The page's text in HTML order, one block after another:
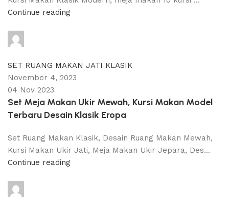
Continue reading
SET RUANG MAKAN JATI KLASIK
November 4, 2023
04 Nov 2023
Set Meja Makan Ukir Mewah, Kursi Makan Model
Terbaru Desain Klasik Eropa
Set Ruang Makan Klasik, Desain Ruang Makan Mewah,
Kursi Makan Ukir Jati, Meja Makan Ukir Jepara, Des...
Continue reading